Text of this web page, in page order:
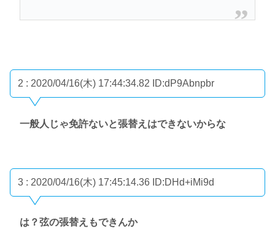
2 : 2020/04/16(木) 17:44:34.82 ID:dP9Abnpbr
一般人じゃ免許ないと張替えはできないからな
3 : 2020/04/16(木) 17:45:14.36 ID:DHd+iMi9d
は？弦の張替えもできんか